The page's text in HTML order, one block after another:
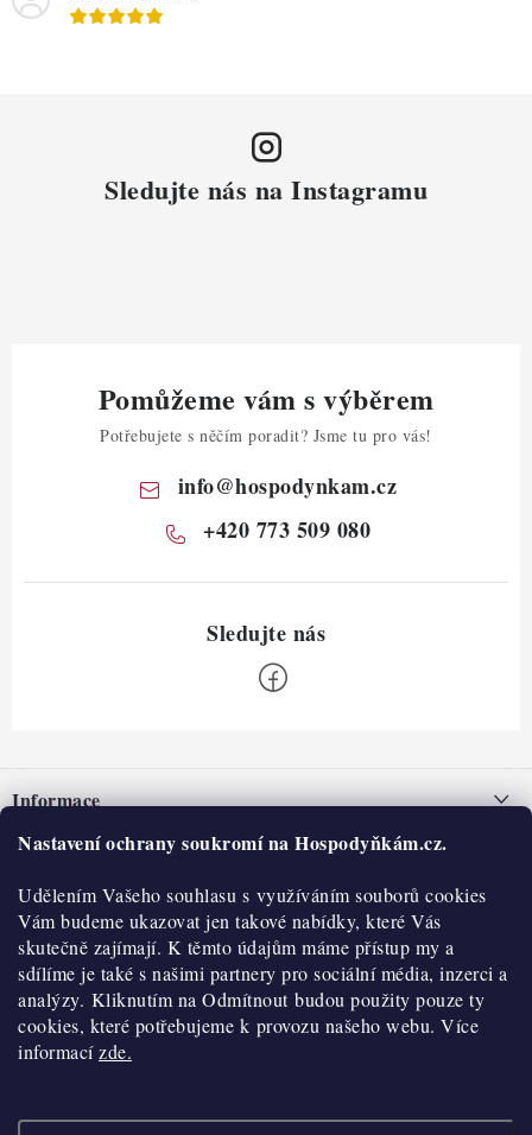
Nastavení ochrany soukromí na Hospodyňkám.cz.
Udělením Vašeho souhlasu s využíváním souborů cookies
Vám budeme ukazovat jen takové nabídky, které Vás
skutečně zajímají. K těmto údajům máme přístup my a
sdílíme je také s našimi partnery pro sociální média, inzerci a
analýzy. Kliknutím na Odmítnout budou použity pouze ty
cookies, které potřebujeme k provozu našeho webu. Více
informacízde.
Sledujte nás na Instagramu
Pomůžeme vám s výběrem
Potřebujete s něčím poradit? Jsme tu pro vás!
info@hospodynkam.cz
+420 773 509 080
pInformace
Nepřevzetí zásilky na dobírku
Obchodní podmínky
Hodnocení obchodu
Blog
Moje objednávka
O nás
Historie
Kontakty
O nákupu
Reklamace a vratky
Výdejní místa